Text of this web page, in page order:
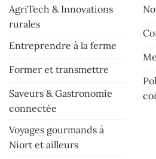
AgriTech & Innovations
rurales
Entreprendre à la ferme
Former et transmettre
Saveurs & Gastronomie
connectée
Voyages gourmands à
Niort et ailleurs